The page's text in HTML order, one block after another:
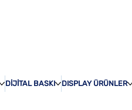
DİJİTAL BASKI DISPLAY ÜRÜNLER